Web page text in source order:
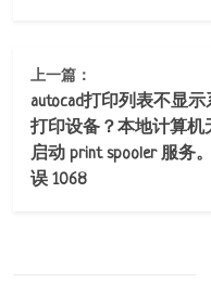
上一篇：
autocad打印列表不显示
打印设备？本地计算机
启动 print spooler 服务
误 1068